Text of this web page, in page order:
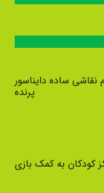
ساده دایناسور
پرنده
کودکان به کمک بازی